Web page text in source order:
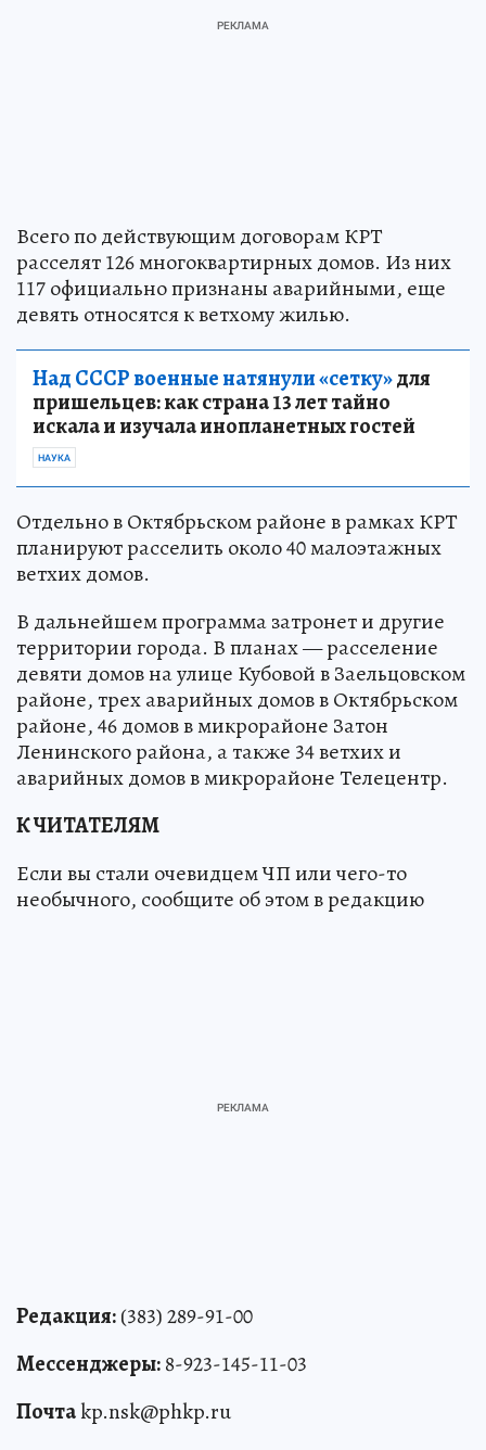
Всего по действующим договорам КРТ
расселят 126 многоквартирных домов. Из них
117 официально признаны аварийными, еще
девять относятся к ветхому жилью.
Над СССР военные натянули «сетку»для
пришельцев: как страна 13 лет тайно
искала и изучала инопланетных гостей
НАУКА
Отдельно в Октябрьском районе в рамках КРТ
планируют расселить около 40 малоэтажных
ветхих домов.
В дальнейшем программа затронет и другие
территории города. В планах — расселение
девяти домов на улице Кубовой в Заельцовском
районе, трех аварийных домов в Октябрьском
районе, 46 домов в микрорайоне Затон
Ленинского района, а также 34 ветхих и
аварийных домов в микрорайоне Телецентр.
К ЧИТАТЕЛЯМ
Если вы стали очевидцем ЧП или чего-то
необычного, сообщите об этом в редакцию
Редакция:(383) 289-91-00
Мессенджеры:8-923-145-11-03
Почтаkp.nsk@phkp.ru